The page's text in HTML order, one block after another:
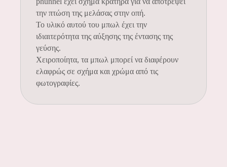
την πτώση της μελάσας στην οπή.
Το υλικό αυτού του μπωλ έχει την
ιδιαιτερότητα της αύξησης της έντασης της
γεύσης.
Χειροποίητα, τα μπωλ μπορεί να διαφέρουν
ελαφρώς σε σχήμα και χρώμα από τις
φωτογραφίες.